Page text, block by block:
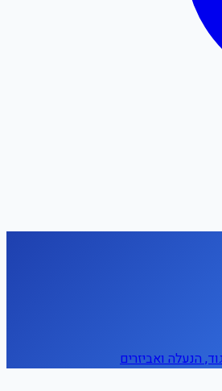
הנעלה ואביזרים